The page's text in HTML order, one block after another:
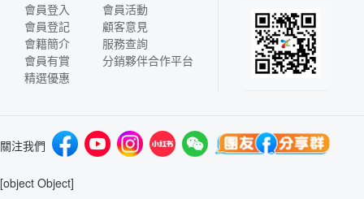
會員登入
會員登記
會籍簡介
會員有賞
精選優惠
會員活動
顧客意見
服務查詢
分銷夥伴合作平台
關注我們
[object Object]